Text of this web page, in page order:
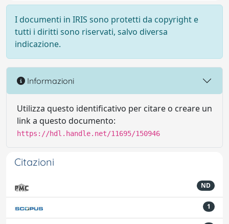
I documenti in IRIS sono protetti da copyright e
tutti i diritti sono riservati, salvo diversa
indicazione.
Informazioni
Utilizza questo identificativo per citare o creare un
link a questo documento:
https://hdl.handle.net/11695/150946
Citazioni
ND
1